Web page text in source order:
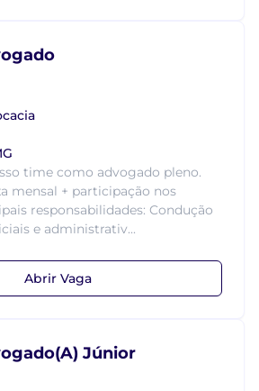
time como advogado pleno.
mensal + participação nos
responsabilidades: Condução
e administrativ...
Abrir Vaga
Júnior